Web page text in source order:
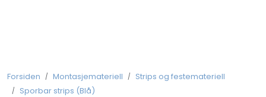
Forsiden Montasjemateriell
Strips og festemateriell
Sporbar strips (Blå)
Kobberforbindelser